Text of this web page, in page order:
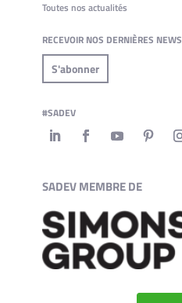
Toutes nos actualités
RECEVOIR NOS DERNIÈRES NEWS
S'abonner
#SADEV
SADEV MEMBRE DE